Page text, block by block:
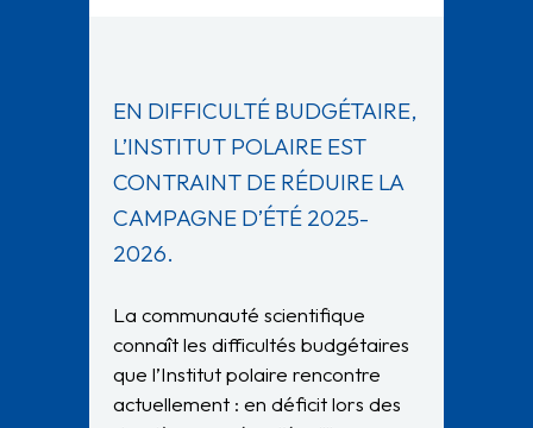
EN DIFFICULTÉ BUDGÉTAIRE,
L’INSTITUT POLAIRE EST
CONTRAINT DE RÉDUIRE LA
CAMPAGNE D’ÉTÉ 2025-
2026.
La communauté scientifique
connaît les difficultés budgétaires
que l’Institut polaire rencontre
actuellement : en déficit lors des